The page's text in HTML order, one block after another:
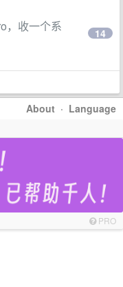
，收一个系
14
About · Language
PRO